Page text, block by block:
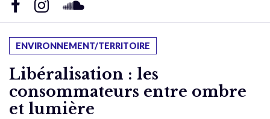
ENVIRONNEMENT/TERRITOIRE
Libéralisation : les
consommateurs entre ombre
et lumière